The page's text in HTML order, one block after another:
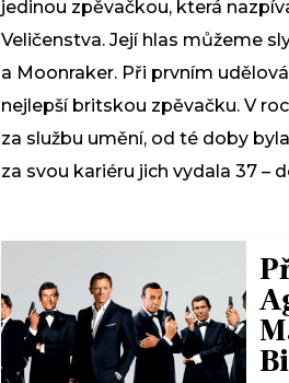
jedinou zpěvačkou, která
Veličenstva. Její hlas můžeme
a Moonraker. Při prvním
nejlepší britskou zpěvačku. V
za službu umění, od té doby
za svou kariéru jich vydala 37 –